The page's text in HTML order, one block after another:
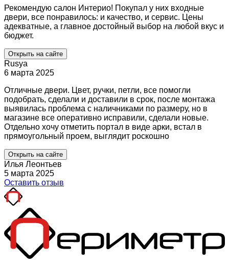
Рекомендую салон Интерио! Покупал у них входные
двери, все понравилось: и качество, и сервис. Цены
адекватные, а главное достойный выбор на любой вкус и
бюджет.
Открыть на сайте
Rusya
6 марта 2025
Отличные двери. Цвет, ручки, петли, все помогли
подобрать, сделали и доставили в срок, после монтажа
выявилась проблема с наличниками по размеру, но в
магазине все оперативно исправили, сделали новые.
Отдельно хочу отметить портал в виде арки, встал в
прямоугольный проем, выглядит роскошно
Открыть на сайте
Илья Леонтьев
5 марта 2025
Оставить отзыв